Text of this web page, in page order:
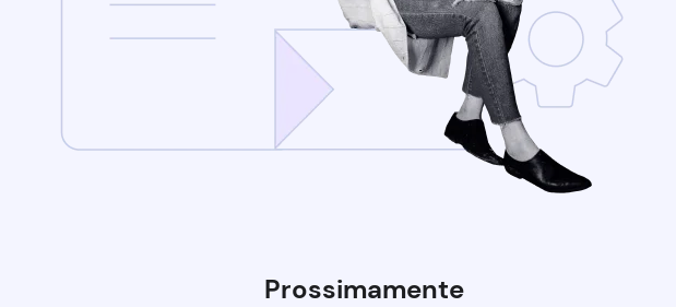
Prossimamente